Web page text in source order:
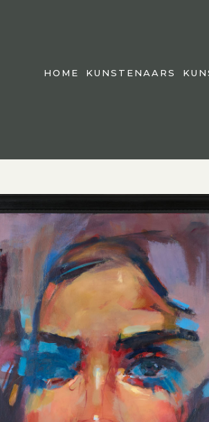
HOME KUNSTENAARS